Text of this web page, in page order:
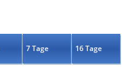
7 Tage 16 Tage